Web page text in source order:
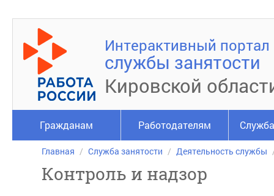
Интерактивный портал
службы занятости
Кировской
Гражданам Работодателям
Главная Служба занятости Деятельность службы
Контроль и надзор